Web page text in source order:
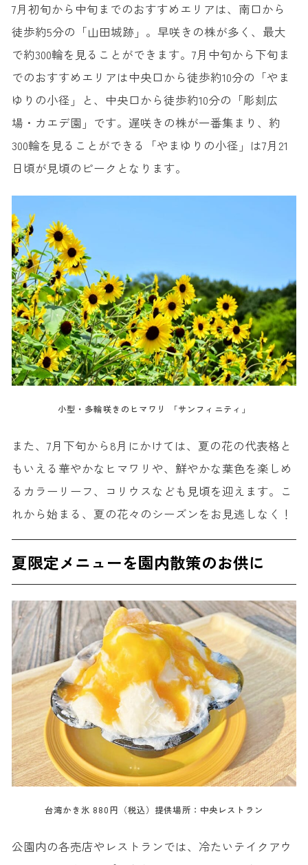
7月初旬から中旬までのおすすめエリアは、南口から
徒歩約5分の「山田城跡」。早咲きの株が多く、最大
で約300輪を見ることができます。7月中旬から下旬ま
でのおすすめエリアは中央口から徒歩約10分の「やま
ゆりの小径」と、中央口から徒歩約10分の「彫刻広
場・カエデ園」です。遅咲きの株が一番集まり、約
300輪を見ることができる「やまゆりの小径」は7月21
日頃が見頃のピークとなります。
小型・多輪咲きのヒマワリ 「サンフィニティ」
また、7月下旬から8月にかけては、夏の花の代表格と
もいえる華やかなヒマワリや、鮮やかな葉色を楽しめ
るカラーリーフ、コリウスなども見頃を迎えます。こ
れから始まる、夏の花々のシーズンをお見逃しなく！
夏限定メニューを園内散策のお供に
台湾かき氷 880円（税込）提供場所：中央レストラン
公園内の各売店やレストランでは、冷たいテイクアウ